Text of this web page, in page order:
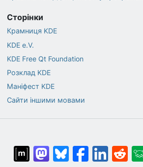
Сторінки
Крамниця KDE
KDE e.V.
KDE Free Qt Foundation
Розклад KDE
Маніфест KDE
Сайти іншими мовами